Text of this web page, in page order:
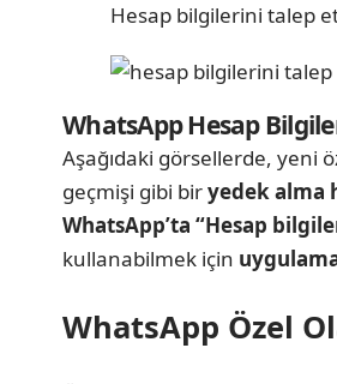
Hesap bilgilerini talep
WhatsApp Hesap
Aşağıdaki görsellerde, yeni
geçmişi gibi biryedek alma
WhatsApp’ta “Hesap
kullanabilmek için
WhatsApp Özel